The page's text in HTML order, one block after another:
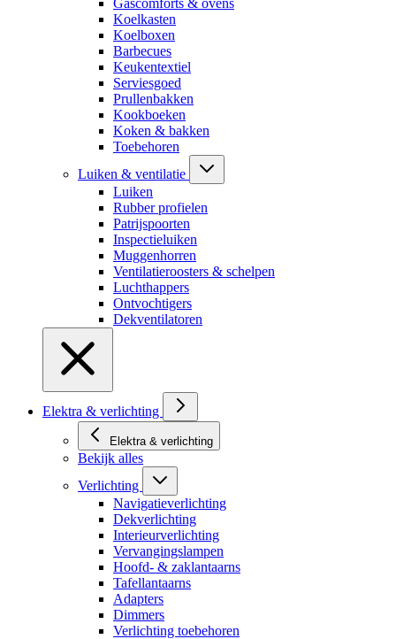
Gascomforts & ovens
Koelkasten
Koelboxen
Barbecues
Keukentextiel
Serviesgoed
Prullenbakken
Kookboeken
Koken & bakken
Toebehoren
Luiken & ventilatie
Luiken
Rubber profielen
Patrijspoorten
Inspectieluiken
Muggenhorren
Ventilatieroosters & schelpen
Luchthappers
Ontvochtigers
Dekventilatoren
Elektra & verlichting
Elektra & verlichting
Bekijk alles
Verlichting
Navigatieverlichting
Dekverlichting
Interieurverlichting
Vervangingslampen
Hoofd- & zaklantaarns
Tafellantaarns
Adapters
Dimmers
Verlichting toebehoren